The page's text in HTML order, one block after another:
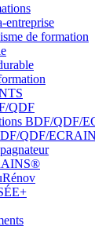
entreprise
de formation
QDF
BDF/QDF/
QDF/